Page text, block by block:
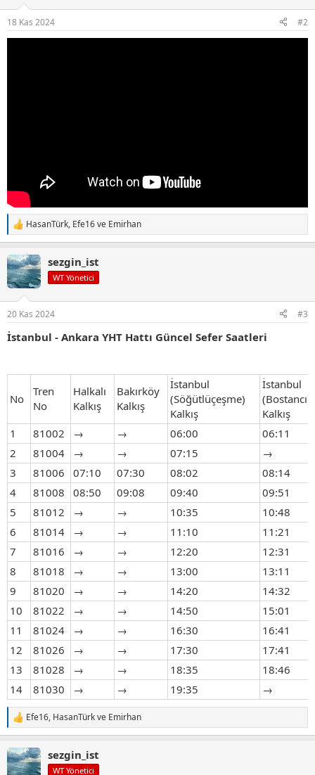
:
18 Kas 2024 #2
T
e
k
i
l
:
HasanTürk, Efe16ve Emirhan
sezgin_ist
WT Yönetici
20 Kas 2024 #3
İstanbul - Ankara YHT Hattı Güncel Sefer Saatleri
No
Tren
No
Halkalı
Kalkış
Bakırköy
Kalkış
İstanbul
(Söğütlüçeşme)
Kalkış
İstanbul
(Bostancı)
Kalkış
1
81002 → → 06:00
06:11
2
81004 → → 07:15
→
3
81006 07:10 07:30 08:02
08:14
4
81008 08:50 09:08 09:40
09:51
5
81012 → → 10:35
10:48
6
81014 → → 11:10
11:21
7
81016 → → 12:20
12:31
8
81018 → → 13:00
13:11
9
81020 → → 14:20
14:32
10
81022 → → 14:50
15:01
11
81024 → → 16:30
16:41
12
81026 → → 17:30
17:41
13
81028 → → 18:35
18:46
14
81030 → → 19:35 →
T
e
k
i
Efe16, HasanTürkve Emirhan
sezgin_ist
WT Yönetici